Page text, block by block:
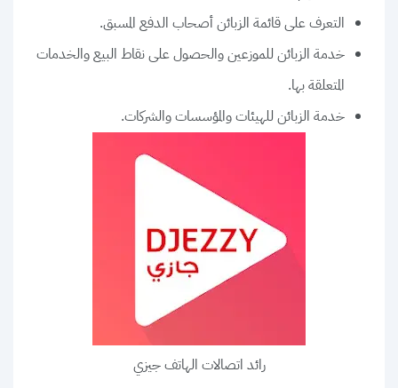
التعرف على قائمة الزبائن أصحاب الدفع المسبق.
خدمة الزبائن للموزعين والحصول على نقاط البيع والخدمات
المتعلقة بها.
خدمة الزبائن للهيئات والمؤسسات والشركات.
رائد اتصالات الهاتف جيزي